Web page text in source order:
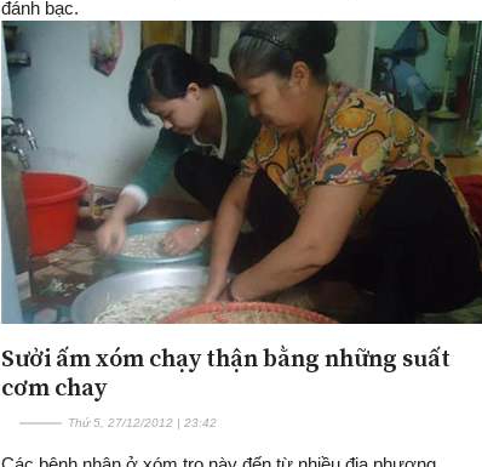
đánh bạc.
Sưởi ấm xóm chạy thận bằng những suất
cơm chay
Thứ 5, 27/12/2012 | 23:42